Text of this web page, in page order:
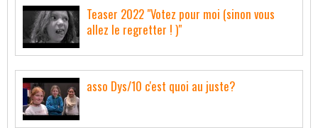
Teaser 2022 "Votez pour moi (sinon vous
allez le regretter ! )"
asso Dys/10 c'est quoi au juste?